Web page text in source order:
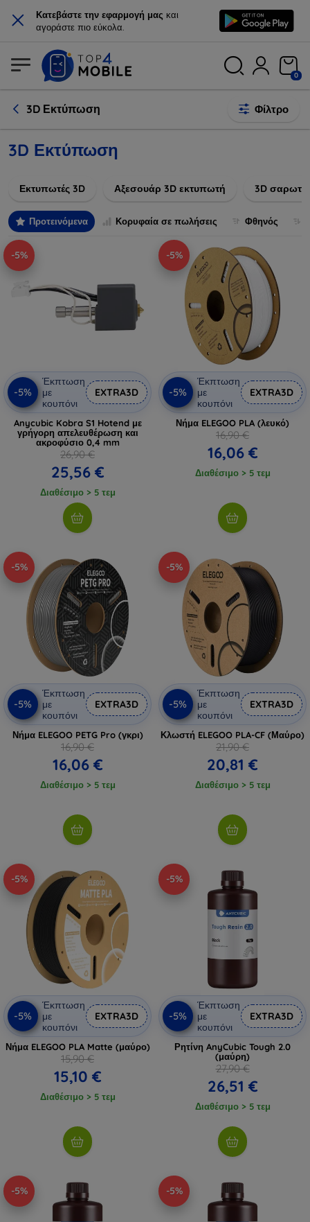
× Κατεβάστε την εφαρμογή μας και
αγοράστε πιο εύκολα.
0
3D Εκτύπωση Φίλτρο
3D Εκτύπωση
Εκτυπωτές 3D Αξεσουάρ 3D εκτυπωτή 3D σαρωτές
Προτεινόμενα Κορυφαία σε πωλήσεις Φθηνός
-5%
-5%
Έκπτωση
με
κουπόνι
EXTRA3D
Anycubic Kobra S1 Hotend με
γρήγορη απελευθέρωση και
ακροφύσιο 0,4 mm
26,90 €
25,56 €
Διαθέσιμο > 5 τεμ
-5%
-5%
Έκπτωση
με
κουπόνι
EXTRA3D
Νήμα ELEGOO PLA (λευκό)
16,90 €
16,06 €
Διαθέσιμο > 5 τεμ
-5%
-5%
Έκπτωση
με
κουπόνι
EXTRA3D
Νήμα ELEGOO PETG Pro (γκρι)
16,90 €
16,06 €
Διαθέσιμο > 5 τεμ
-5%
-5%
Έκπτωση
με
κουπόνι
EXTRA3D
Κλωστή ELEGOO PLA-CF (Μαύρο)
21,90 €
20,81 €
Διαθέσιμο > 5 τεμ
-5%
-5%
Έκπτωση
με
κουπόνι
EXTRA3D
Νήμα ELEGOO PLA Matte (μαύρο)
15,90 €
15,10 €
Διαθέσιμο > 5 τεμ
-5%
-5%
Έκπτωση
με
κουπόνι
EXTRA3D
Ρητίνη AnyCubic Tough 2.0
(μαύρη)
27,90 €
26,51 €
Διαθέσιμο > 5 τεμ
-5% -5%